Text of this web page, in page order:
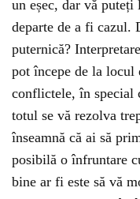
un eșec, dar vă puteți
departe de a fi cazul.
puternică?
pot începe de la locul
conflictele, în special
totul se vă rezolva
înseamnă că ai să
posibilă o înfruntare
bine ar fi este să vă